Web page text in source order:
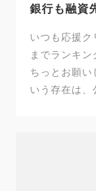
銀行も融資
いつも応援ク
までランキ
ちっとお願い
いう存在は、